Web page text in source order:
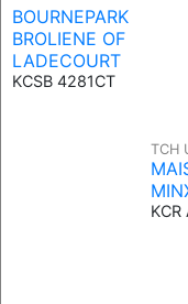
BOURNEPARK
BROLIENE OF
LADECOURT
KCSB 4281CT
TCH